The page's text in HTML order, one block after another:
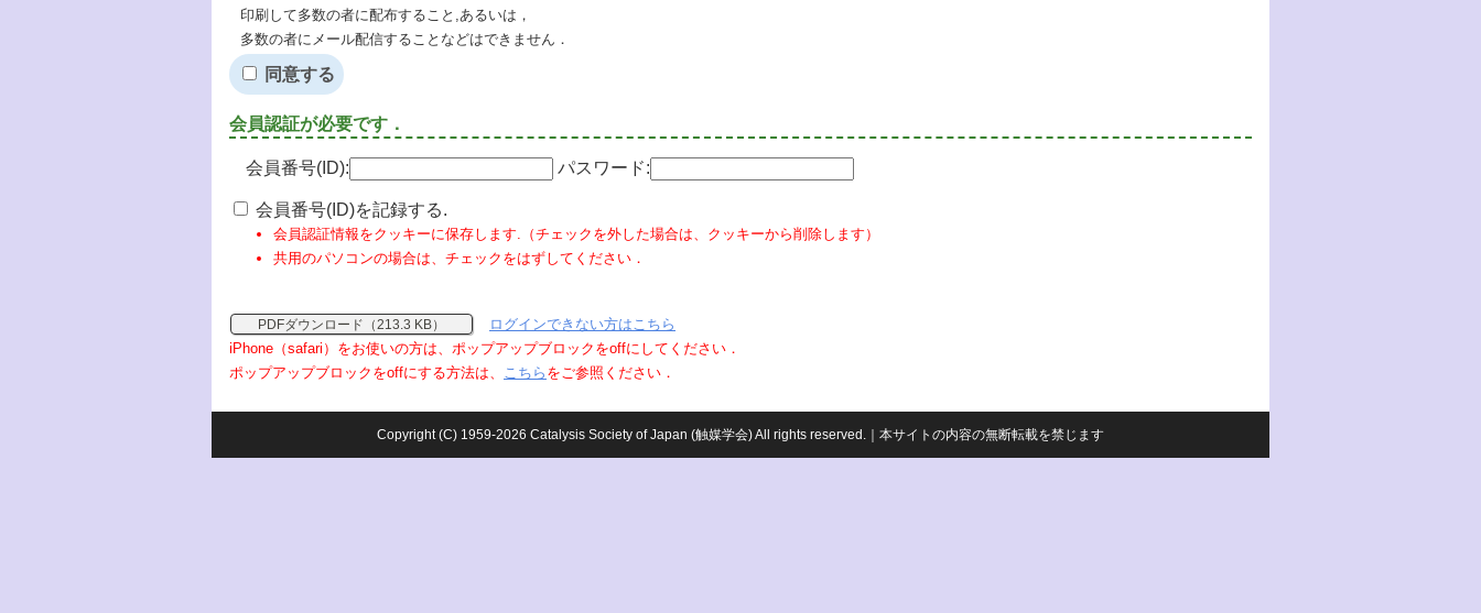
印刷して多数の者に配布すること,あるいは，
多数の者にメール配信することなどはできません．
同意する
会員認証が必要です．
会員番号(ID): パスワード:
会員番号(ID)を記録する.
会員認証情報をクッキーに保存します.（チェックを外した場合は、クッキーから削除します）
共用のパソコンの場合は、チェックをはずしてください．
PDFダウンロード（213.3 KB）
ログインできない方はこちら
iPhone（safari）をお使いの方は、ポップアップブロックをoffにしてください．
ポップアップブロックをoffにする方法は、 こちら をご参照ください．
Copyright (C) 1959-2026 Catalysis Society of Japan (触媒学会) All rights reserved.｜本サイトの内容の無断転載を禁じます